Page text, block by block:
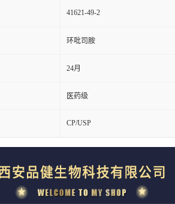
41621-49-2
环吡司胺
24月
医药级
CP/USP